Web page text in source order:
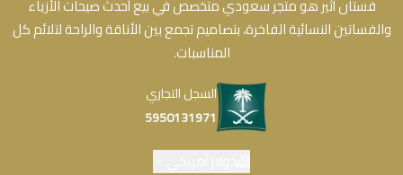
فستان أثير هو متجر سعودي متخصص في بيع أحدث صيحات الأزياء
والفساتين النسائية الفاخرة، بتصاميم تجمع بين الأناقة والراحة لتلائم كل
المناسبات.
السجل التجاري
5950131971